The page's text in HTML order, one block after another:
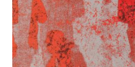
VonAlfred Knoll
Verlag: ÖGB-Verlag,
Wien
Antiquarisches Buch